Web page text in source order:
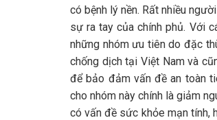
có bệnh lý nền. Rất nhiều
sự ra tay của chính phủ. Với
những nhóm ưu tiên do đặc
chống dịch tại Việt Nam và
để bảo đảm vấn đề an toàn
cho nhóm này chính là giảm
có vấn đề sức khỏe mạn tính,